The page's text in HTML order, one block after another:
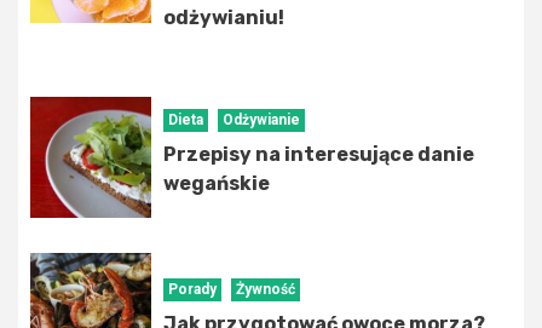
odżywianiu!
Dieta Odżywianie
Przepisy na interesujące danie
wegańskie
Porady Żywność